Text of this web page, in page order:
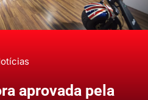
aprovada pela